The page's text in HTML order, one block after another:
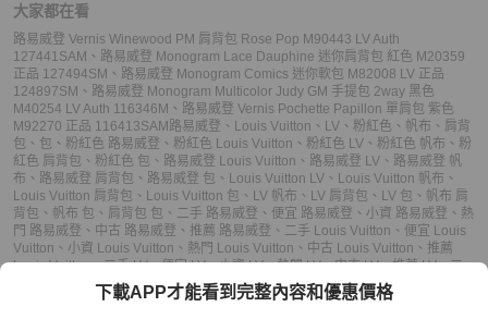
大家都在看
路易威登 Vernis Winewood PM 肩背包 Rose Pop M90443 LV Auth
127441SAM 、 路易威登 Monogram Lace Dauphine 迷你肩背包 紅色 M20359
正品 127494SM 、 路易威登 Monogram Comics 迷你軟包 M82008 LV 正品
124897SM 、 路易威登 Monogram Multicolor Judy GM 手提包 2way 黑色
M40254 LV Auth 116346M 、 路易威登 Vernis Pochette Papillon 單肩包 紫色
M92270 正品 116413SAM路易威登 、 Louis Vuitton 、 LV 、 粉紅色 、 帆布 、 肩背
包 、 包 、 粉紅色 路易威登 、 粉紅色 Louis Vuitton 、 粉紅色 LV 、 粉紅色 帆布 、 粉
紅色 肩背包 、 粉紅色 包 、 路易威登 Louis Vuitton 、 路易威登 LV 、 路易威登 帆
布 、 路易威登 肩背包 、 路易威登 包 、 Louis Vuitton LV 、 Louis Vuitton 帆布 、
Louis Vuitton 肩背包 、 Louis Vuitton 包 、 LV 帆布 、 LV 肩背包 、 LV 包 、 帆布 肩
背包 、 帆布 包 、 肩背包 包 、 二手 路易威登 、 便宜 路易威登 、 小資 路易威登 、 熱
門 路易威登 、 中古 路易威登 、 推薦 路易威登 、 二手 Louis Vuitton 、 便宜 Louis
Vuitton 、 小資 Louis Vuitton 、 熱門 Louis Vuitton 、 中古 Louis Vuitton 、 推薦
Louis Vuitton、二手 LV、便宜 LV、小資 LV、熱門 LV、中古 LV、推薦 LV、二
便宜 肩背包、小資 肩背包、熱門 肩背包、中古 肩背包
便宜 包、 小資 包、熱門 包、中古 包、推薦 包
下載APP才能看到完整內容和優惠價格